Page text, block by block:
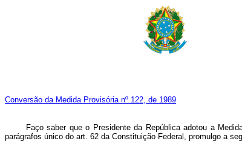
Conversão da Medida Provisória nº 122, de 1989
Faço saber que o Presidente da República adotou a
parágrafos único do art. 62 da Constituição Federal, promulgo a